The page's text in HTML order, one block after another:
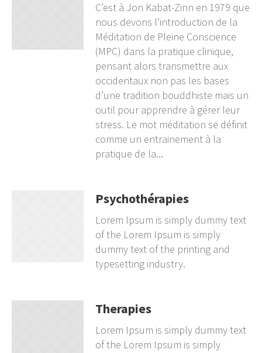
C’est à Jon Kabat-Zinn en 1979 que
nous devons l’introduction de la
Méditation de Pleine Conscience
(MPC) dans la pratique clinique,
pensant alors transmettre aux
occidentaux non pas les bases
d’une tradition bouddhiste mais un
outil pour apprendre à gérer leur
stress. Le mot méditation se définit
comme un entrainement à la
pratique de la...
Psychothérapies
Lorem Ipsum is simply dummy text
of the Lorem Ipsum is simply
dummy text of the printing and
typesetting industry.
Therapies
Lorem Ipsum is simply dummy text
of the Lorem Ipsum is simply